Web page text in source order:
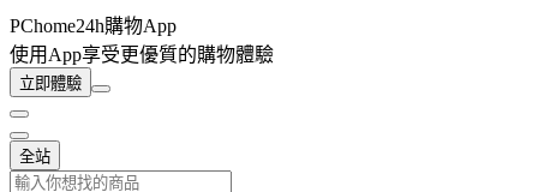
PChome24h購物App
使用App享受更優質的購物體驗
立即體驗
全站